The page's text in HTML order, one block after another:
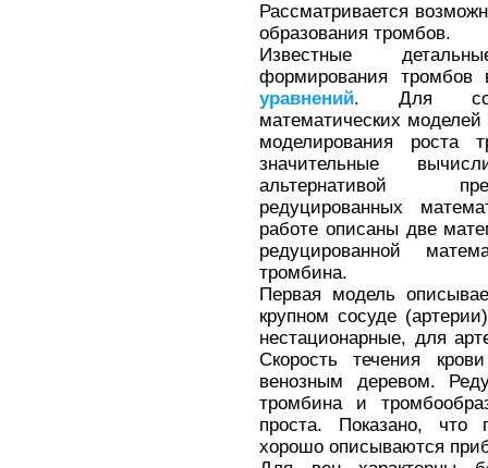
Рассматривается
образования тромбов.
Известные
формирования
уравнений. Для
математических
моделирования роста
значительные
альтернативой
редуцированных
работе описаны две
редуцированной
тромбина.
Первая модель
крупном сосуде
нестационарные, для
Скорость течения
венозным деревом.
тромбина и
проста. Показано, что
хорошо описываются